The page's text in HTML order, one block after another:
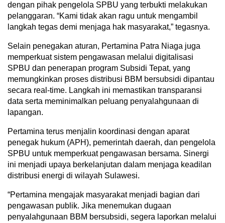
dengan pihak pengelola SPBU yang terbukti melakukan
pelanggaran. “Kami tidak akan ragu untuk mengambil
langkah tegas demi menjaga hak masyarakat,” tegasnya.
Selain penegakan aturan, Pertamina Patra Niaga juga
memperkuat sistem pengawasan melalui digitalisasi
SPBU dan penerapan program Subsidi Tepat, yang
memungkinkan proses distribusi BBM bersubsidi dipantau
secara real-time. Langkah ini memastikan transparansi
data serta meminimalkan peluang penyalahgunaan di
lapangan.
Pertamina terus menjalin koordinasi dengan aparat
penegak hukum (APH), pemerintah daerah, dan pengelola
SPBU untuk memperkuat pengawasan bersama. Sinergi
ini menjadi upaya berkelanjutan dalam menjaga keadilan
distribusi energi di wilayah Sulawesi.
“Pertamina mengajak masyarakat menjadi bagian dari
pengawasan publik. Jika menemukan dugaan
penyalahgunaan BBM bersubsidi, segera laporkan melalui